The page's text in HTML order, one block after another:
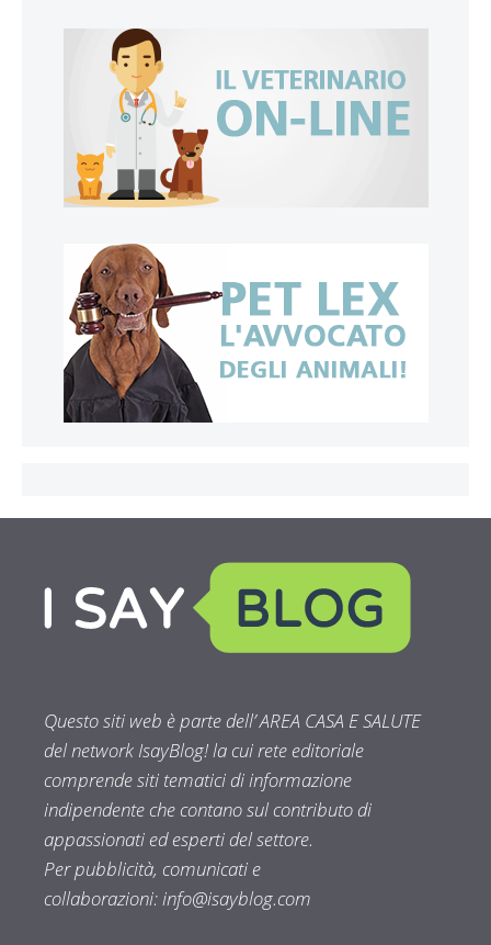
Questo siti web è parte dell’ AREA CASA E SALUTE
del network IsayBlog! la cui rete editoriale
comprende siti tematici di informazione
indipendente che contano sul contributo di
appassionati ed esperti del settore.
Per pubblicità, comunicati e
collaborazioni:info@isayblog.com